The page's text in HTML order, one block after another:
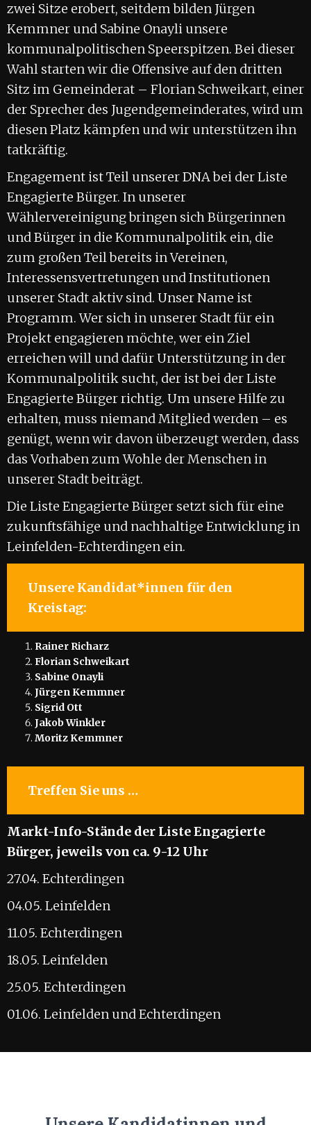
zwei Sitze erobert, seitdem bilden Jürgen
Kemmner und Sabine Onayli unsere
kommunalpolitischen Speerspitzen. Bei dieser
Wahl starten wir die Offensive auf den dritten
Sitz im Gemeinderat – Florian Schweikart, einer
der Sprecher des Jugendgemeinderates, wird um
diesen Platz kämpfen und wir unterstützen ihn
tatkräftig.
Engagement ist Teil unserer DNA bei der Liste
Engagierte Bürger. In unserer
Wählervereinigung bringen sich Bürgerinnen
und Bürger in die Kommunalpolitik ein, die
zum großen Teil bereits in Vereinen,
Interessensvertretungen und Institutionen
unserer Stadt aktiv sind. Unser Name ist
Programm. Wer sich in unserer Stadt für ein
Projekt engagieren möchte, wer ein Ziel
erreichen will und dafür Unterstützung in der
Kommunalpolitik sucht, der ist bei der Liste
Engagierte Bürger richtig. Um unsere Hilfe zu
erhalten, muss niemand Mitglied werden – es
genügt, wenn wir davon überzeugt werden, dass
das Vorhaben zum Wohle der Menschen in
unserer Stadt beiträgt.
Die Liste Engagierte Bürger setzt sich für eine
zukunftsfähige und nachhaltige Entwicklung in
Leinfelden-Echterdingen ein.
Unsere Kandidat*innen für den
Kreistag:
Rainer Richarz
Florian Schweikart
Sabine Onayli
Jürgen Kemmner
Sigrid Ott
Jakob Winkler
Moritz Kemmner
Treffen Sie uns …
Markt-Info-Stände der Liste Engagierte
Bürger, jeweils von ca. 9-12 Uhr
27.04. Echterdingen
04.05. Leinfelden
11.05. Echterdingen
18.05. Leinfelden
25.05. Echterdingen
01.06. Leinfelden und Echterdingen